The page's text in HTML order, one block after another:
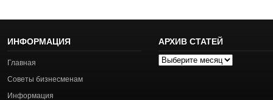
ИНФОРМАЦИЯ
Главная
Советы бизнесменам
Информация
АРХИВ СТАТЕЙ
Архив